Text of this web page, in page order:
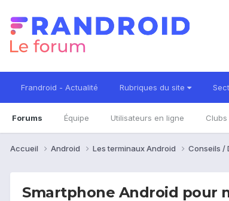
Frandroid - Actualité Rubriques du site
Forums Équipe Utilisateurs en ligne Clubs
Accueil Android Les terminaux Android Conseils /
Smartphone Android pour